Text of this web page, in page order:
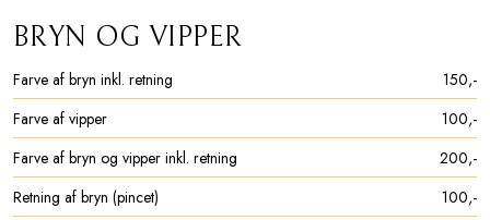
BRYN OG VIPPER​
Farve af bryn inkl. retning
150,-​
Farve af vipper
100,-​
Farve af bryn og vipper inkl. retning
200,-​
Retning af bryn (pincet)
100,-​